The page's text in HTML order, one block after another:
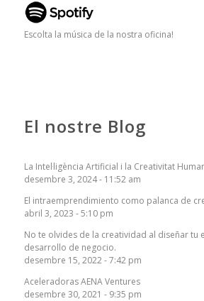
Escolta la música de la nostra oficina!
El nostre Blog
La Intel·ligència Artificial i la Creativitat
desembre 3, 2024 - 11:52 am
El intraemprendimiento como palanca de
abril 3, 2023 - 5:10 pm
No te olvides de la creatividad al diseñar tu
desarrollo de negocio.
desembre 15, 2022 - 7:42 pm
Aceleradoras AENA Ventures
desembre 30, 2021 - 9:35 pm